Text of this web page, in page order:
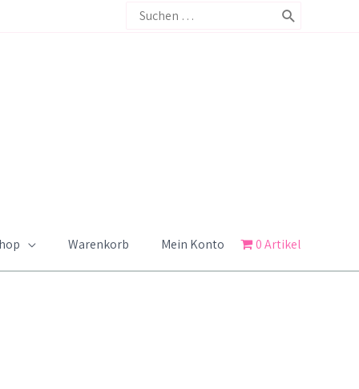
Search
Warenkorb Mein Konto 0 Artikel